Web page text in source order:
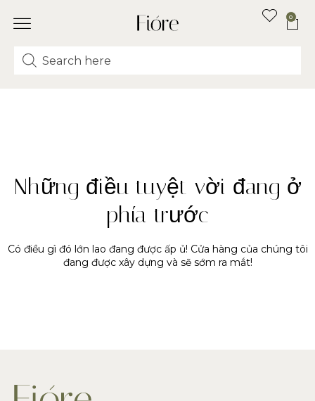
0
Những điều tuyệt vời đang ở
phía trước
Có điều gì đó lớn lao đang được ấp ủ! Cửa hàng của chúng tôi
đang được xây dựng và sẽ sớm ra mắt!